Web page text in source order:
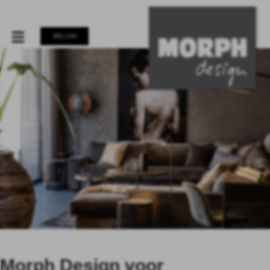
BELLEN
Morph Design voor